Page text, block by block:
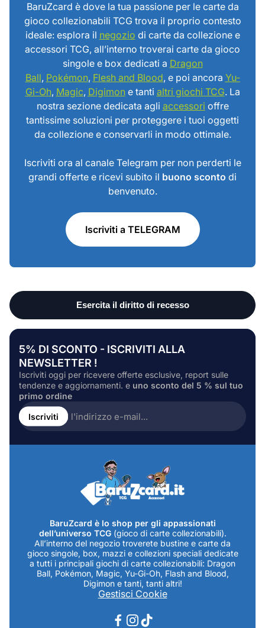
BaruZcard è dove la tua passione per le carte da
gioco collezionabili TCG trova il proprio contesto
ideale: esplora il negozio di carte da collezione e
accessori TCG, all’interno troverai carte da gioco
singole e box dedicati a Dragon
Ball, Pokémon, Flesh and Blood, e poi ancora Yu-
Gi-Oh, Magic, Digimone tanti altri giochi TCG. La
nostra sezione dedicata agli accessori offre
tantissime soluzioni per proteggere i tuoi oggetti
da collezione e conservarli in modo ottimale.
Iscriviti ora al canale Telegram per non perderti le
grandi offerte e ricevi subito il buono sconto di
benvenuto.
Iscriviti a TELEGRAM
5% DI SCONTO - ISCRIVITI ALLA
NEWSLETTER !
Iscriviti oggi per ricevere offerte esclusive, report sulle
tendenze e aggiornamenti. e uno sconto del 5 % sul tuo
primo ordine
Inserire
l'indirizzo
e-
Iscriviti
BaruZcard è lo shop per gli appassionati
dell’universo TCG (gioco di carte collezionabili).
All’interno del negozio troverete bustine e carte da
gioco singole, box, mazzi e collezioni speciali dedicate
a tutti i principali giochi di carte collezionabili: Dragon
Ball, Pokémon, Magic, Yu-Gi-Oh, Flash and Blood,
Digimon e tanti, tanti altri!
Gestisci Cookie